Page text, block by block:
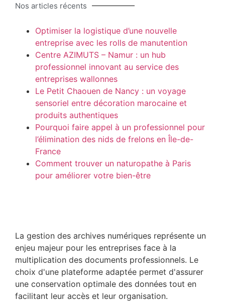
La gestion des archives numériques représente un
enjeu majeur pour les entreprises face à la
multiplication des documents professionnels. Le
choix d'une plateforme adaptée permet d'assurer
une conservation optimale des données tout en
facilitant leur accès et leur organisation.
Nos articles récents
Optimiser la logistique d’une nouvelle
entreprise avec les rolls de manutention
Centre AZIMUTS – Namur : un hub
professionnel innovant au service des
entreprises wallonnes
Le Petit Chaouen de Nancy : un voyage
sensoriel entre décoration marocaine et
produits authentiques
Pourquoi faire appel à un professionnel pour
l’élimination des nids de frelons en Île-de-
France
Comment trouver un naturopathe à Paris
pour améliorer votre bien-être